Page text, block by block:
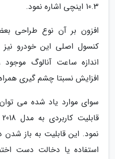
10.3 اینچی اشاره نمود.
افزون بر آن نوع طراحی
اندازه ساعت آنالوگ
افزایش نسبتا چشم گیری
سوای موارد یاد شده می
نمود. این قابلیت به باز
استفاده یا دخالت دست